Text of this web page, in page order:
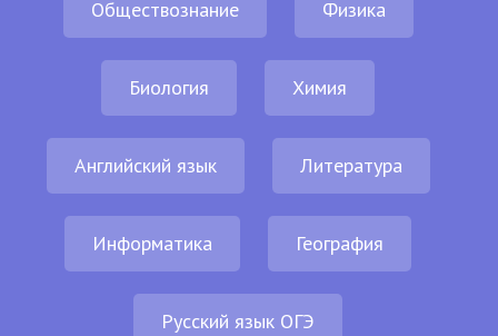
Обществознание Физика
Биология Химия
Английский язык Литература
Информатика География
Русский язык ОГЭ